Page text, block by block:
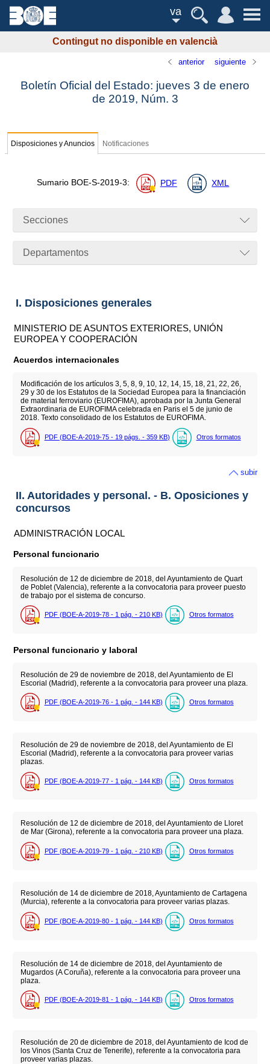
va
Contingut no disponible en valencià
anterior siguiente
Boletín Oficial del Estado: jueves 3 de enero
de 2019, Núm. 3
Disposiciones y Anuncios Notificaciones
Sumario BOE-S-2019-3: PDF XML
Secciones
Departamentos
I. Disposiciones generales
MINISTERIO DE ASUNTOS EXTERIORES, UNIÓN
EUROPEA Y COOPERACIÓN
Acuerdos internacionales
Modificación de los artículos 3, 5, 8, 9, 10, 12, 14, 15, 18, 21, 22, 26,
29 y 30 de los Estatutos de la Sociedad Europea para la financiación
de material ferroviario (EUROFIMA), aprobada por la Junta General
Extraordinaria de EUROFIMA celebrada en Paris el 5 de junio de
2018. Texto consolidado de los Estatutos de EUROFIMA.
PDF (BOE-A-2019-75 - 19 págs. - 359 KB) Otros formatos
subir
II. Autoridades y personal. - B. Oposiciones y
concursos
ADMINISTRACIÓN LOCAL
Personal funcionario
Resolución de 12 de diciembre de 2018, del Ayuntamiento de Quart
de Poblet (Valencia), referente a la convocatoria para proveer puesto
de trabajo por el sistema de concurso.
PDF (BOE-A-2019-78 - 1 pág. - 210 KB) Otros formatos
Personal funcionario y laboral
Resolución de 29 de noviembre de 2018, del Ayuntamiento de El
Escorial (Madrid), referente a la convocatoria para proveer una plaza.
PDF (BOE-A-2019-76 - 1 pág. - 144 KB) Otros formatos
Resolución de 29 de noviembre de 2018, del Ayuntamiento de El
Escorial (Madrid), referente a la convocatoria para proveer varias
plazas.
PDF (BOE-A-2019-77 - 1 pág. - 144 KB) Otros formatos
Resolución de 12 de diciembre de 2018, del Ayuntamiento de Lloret
de Mar (Girona), referente a la convocatoria para proveer una plaza.
PDF (BOE-A-2019-79 - 1 pág. - 210 KB) Otros formatos
Resolución de 14 de diciembre de 2018, Ayuntamiento de Cartagena
(Murcia), referente a la convocatoria para proveer varias plazas.
PDF (BOE-A-2019-80 - 1 pág. - 144 KB) Otros formatos
Resolución de 14 de diciembre de 2018, del Ayuntamiento de
Mugardos (A Coruña), referente a la convocatoria para proveer una
plaza.
PDF (BOE-A-2019-81 - 1 pág. - 144 KB) Otros formatos
Resolución de 20 de diciembre de 2018, del Ayuntamiento de Icod de
los Vinos (Santa Cruz de Tenerife), referente a la convocatoria para
proveer varias plazas.